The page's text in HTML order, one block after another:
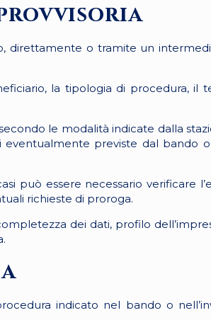
direttamente o tramite un
la tipologia di procedura, il
le modalità indicate dalla
eventualmente previste dal bando
può essere necessario verificare
richieste di proroga.
dei dati, profilo
indicato nel bando o